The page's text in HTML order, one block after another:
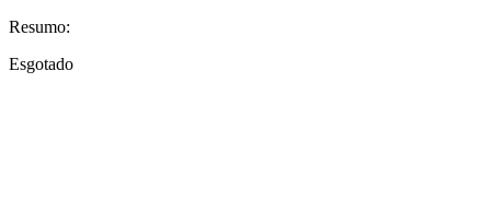
Resumo:
Esgotado